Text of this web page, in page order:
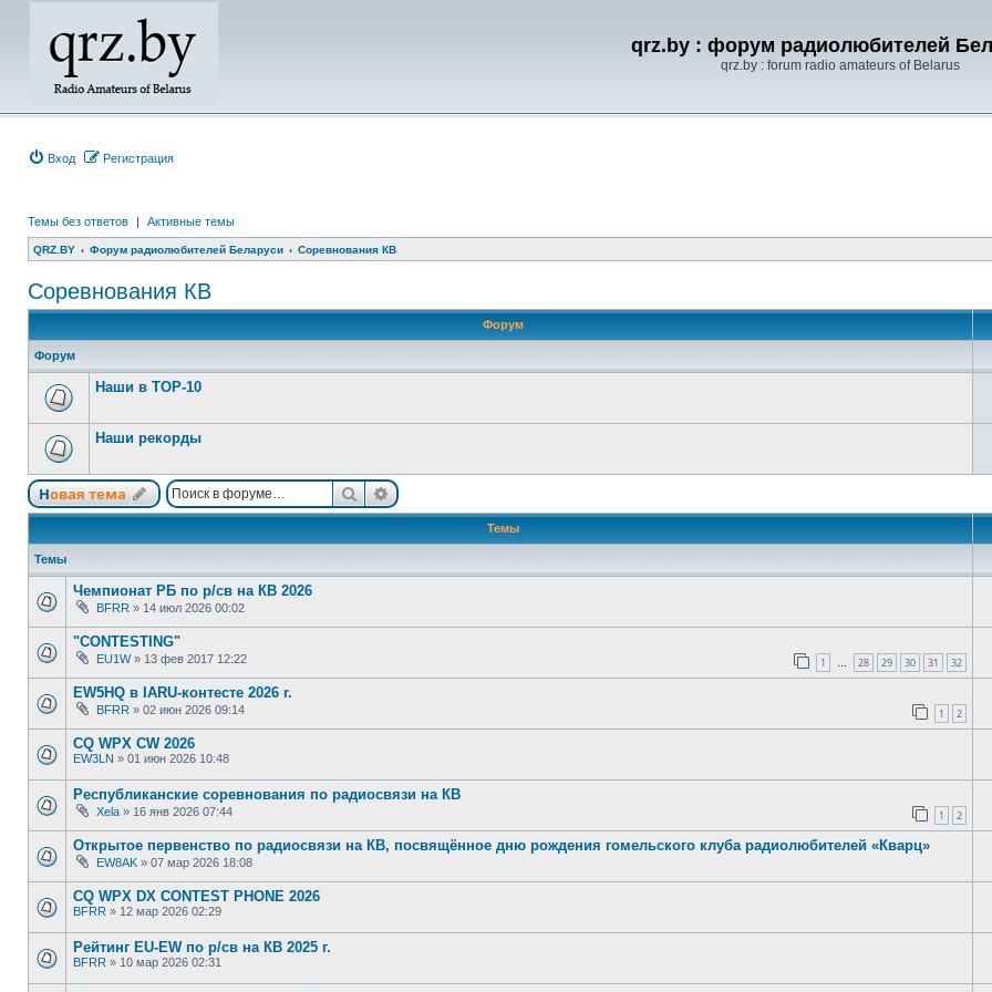
qrz.by : форум радиолюбителей
qrz.by : forum radio amateurs of Belarus
Вход Регистрация
Темы без ответов | Активные темы
QRZ.BY Форум радиолюбителей Беларуси Соревнования КВ
Соревнования КВ
Форум
Форум
Наши в ТОР-10
Наши рекорды
Новая тема ПоискРасширенный поиск
Темы
Темы
Чемпионат РБ по р/св на КВ 2026
BFRR » 14 июл 2026 00:02
"CONTESTING"
EU1W» 13 фев 2017 12:22 1 … 28 29 30 31 32
EW5HQ в IARU-контесте 2026 r.
BFRR » 02 июн 2026 09:14 1 2
CQ WPX CW 2026
EW3LN » 01 июн 2026 10:48
Республиканские соревнования по радиосвязи на КВ
Xela » 16 янв 2026 07:44 1 2
Открытое первенство по радиосвязи на КВ, посвящённое дню рождения гомельского клуба радиолюбителей «Кварц»
EW8AK » 07 мар 2026 18:08
CQ WPX DX CONTEST PHONE 2026
BFRR » 12 мар 2026 02:29
Рейтинг EU-EW по р/св на КВ 2025 г.
BFRR » 10 мар 2026 02:31